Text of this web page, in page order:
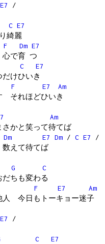
E7 /
C E7
綺麗
F Dm E7
心で育 つ
C
E7
けひいき
F E7
Am
それほどひいき
Am
かと笑って待てば
Dm E7 Dm / C E7
/
えて待てば
G
C
ちも変わる
F E7
Am
今日もトーキョー迷子
E7 /
C
E7